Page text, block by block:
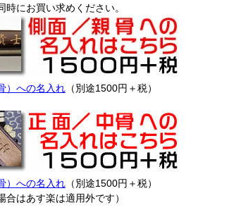
時にお買い求めください。
）への名入れ （別途1500円＋税）
）への名入れ （別途1500円＋税）
合はあす楽は適用外です）